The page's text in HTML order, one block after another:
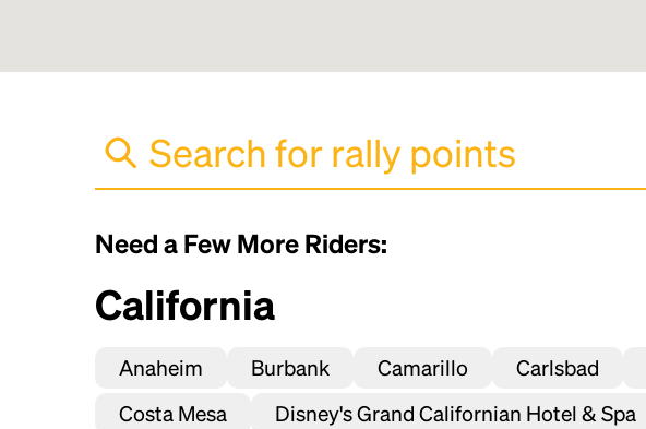
Need a Few More Riders:
California
Anaheim Burbank Camarillo Carlsbad
Costa Mesa
Disney's Grand Californian Hotel & Spa